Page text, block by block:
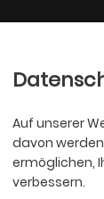
Auf unserer
davon
ermöglichen,
verbessern.